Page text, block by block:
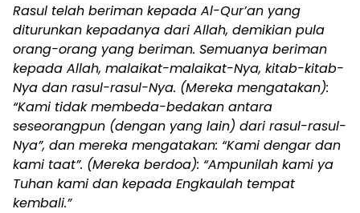
Rasul telah beriman kepada Al-Qur’an yang
diturunkan kepadanya dari Allah, demikian pula
orang-orang yang beriman. Semuanya beriman
kepada Allah, malaikat-malaikat-Nya, kitab-kitab-
Nya dan rasul-rasul-Nya. (Mereka mengatakan):
“Kami tidak membeda-bedakan antara
seseorangpun (dengan yang lain) dari rasul-rasul-
Nya”, dan mereka mengatakan: “Kami dengar dan
kami taat”. (Mereka berdoa): “Ampunilah kami ya
Tuhan kami dan kepada Engkaulah tempat
kembali.”